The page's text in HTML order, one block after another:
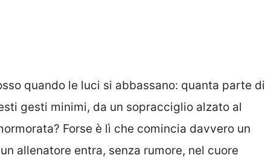
quando le luci si abbassano: quanta parte di
gesti minimi, da un sopracciglio alzato al
Forse è lì che comincia davvero un
allenatore entra, senza rumore, nel cuore